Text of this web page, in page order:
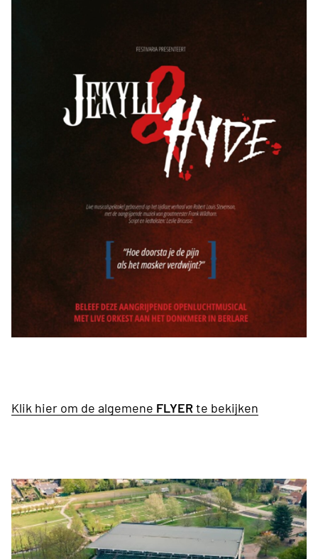
Klik hier om de algemene FLYERte bekijken